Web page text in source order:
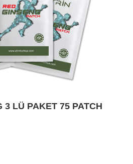
3 LÜ PAKET 75 PATCH